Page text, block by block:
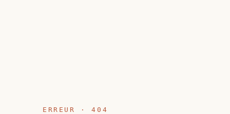
ERREUR · 404